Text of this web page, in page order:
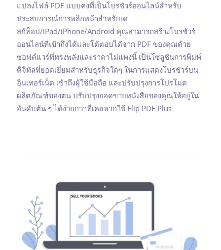
แปลงไฟล์ PDF แบบคงที่เป็นโบรชัวร์ออนไลน์สำหรับ
ประสบการณ์การพลิกหน้าสำหรับเด
สก์ท็อป/iPad/iPhone/Android คุณสามารถสร้างโบรชัวร์
ออนไลน์ที่เข้าถึงได้และโต้ตอบได้จาก PDF ของคุณด้วย
ซอฟต์แวร์ที่ทรงพลังและราคาไม่แพงนี้ เป็นโซลูชันการพิมพ์
ดิจิทัลที่ยอดเยี่ยมสำหรับธุรกิจใดๆ ในการแสดงโบรชัวร์บน
อินเทอร์เน็ต เข้าถึงผู้ใช้มือถือ และปรับปรุงการโปรโมต
ผลิตภัณฑ์ของตน ปรับปรุงยอดขายหนังสือของคุณให้อยู่ใน
อันดับต้น ๆ ได้ง่ายกว่าที่เคยหากใช้ Flip PDF Plus